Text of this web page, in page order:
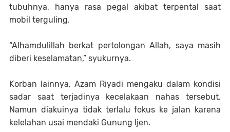
tubuhnya, hanya rasa pegal akibat terpental saat
mobil terguling.
“Alhamdulillah berkat pertolongan Allah, saya masih
diberi keselamatan,” syukurnya.
Korban lainnya, Azam Riyadi mengaku dalam kondisi
sadar saat terjadinya kecelakaan nahas tersebut.
Namun diakuinya tidak terlalu fokus ke jalan karena
kelelahan usai mendaki Gunung Ijen.